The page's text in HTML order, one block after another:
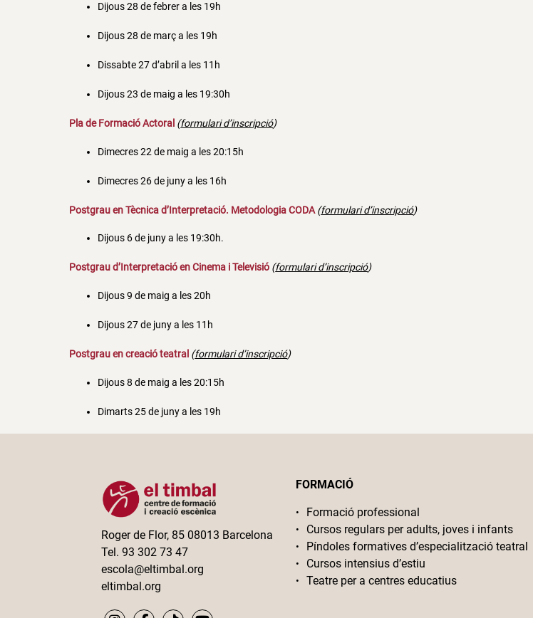
Dijous 28 de febrer a les 19h
Dijous 28 de març a les 19h
Dissabte 27 d’abril a les 11h
Dijous 23 de maig a les 19:30h
Pla de Formació Actoral (formulari d’inscripció)
Dimecres 22 de maig a les 20:15h
Dimecres 26 de juny a les 16h
Postgrau en Tècnica d’Interpretació. Metodologia CODA (formulari d’inscripció)
Dijous 6 de juny a les 19:30h.
Postgrau d’Interpretació en Cinema i Televisió (formulari d’inscripció)
Dijous 9 de maig a les 20h
Dijous 27 de juny a les 11h
Postgrau en creació teatral (formulari d’inscripció)
Dijous 8 de maig a les 20:15h
Dimarts 25 de juny a les 19h
Roger de Flor, 85 08013 Barcelona
Tel. 93 302 73 47
escola@eltimbal.org
eltimbal.org
FORMACIÓ
Formació professional
Cursos regulars per adults, joves i infants
Píndoles formatives d’especialització teatral
Cursos intensius d’estiu
Teatre per a centres educatius